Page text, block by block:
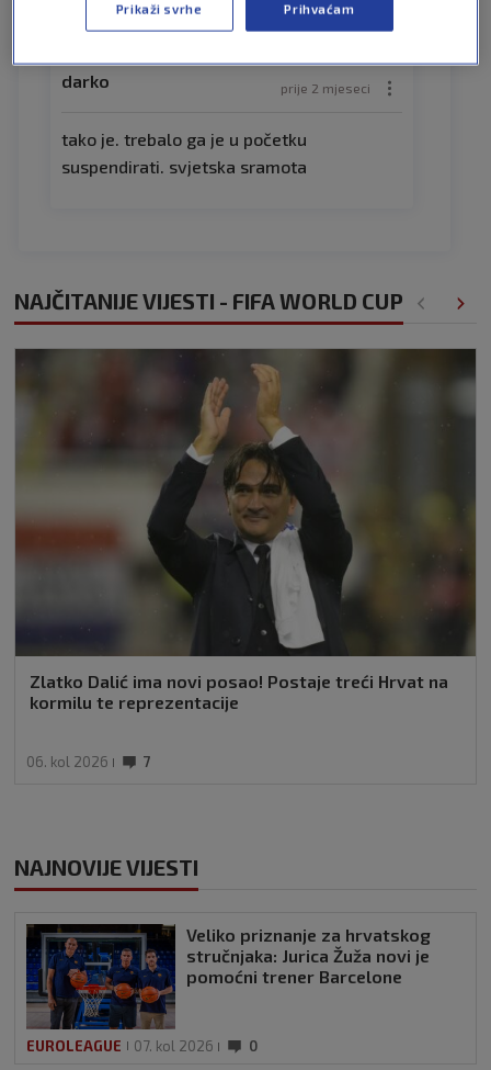
prije 2 mjeseci
darko
tako je. trebalo ga je u početku
suspendirati. svjetska sramota
NAJČITANIJE VIJESTI - FIFA WORLD CUP
Zlatko Dalić ima novi posao! Postaje treći Hrvat na
kormilu te reprezentacije
06. kol 2026 7
NAJNOVIJE VIJESTI
Veliko priznanje za hrvatskog
stručnjaka: Jurica Žuža novi je
pomoćni trener Barcelone
EUROLEAGUE 07. kol 2026 0
Prikaži svrhe Prihvaćam